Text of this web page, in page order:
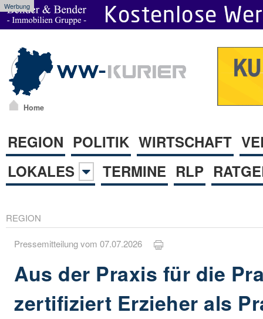
Werbung
Home
REGION POLITIK WIRTSCHAFT
LOKALES
TERMINE RLP
REGION
Pressemitteilung vom 07.07.2026
Aus der Praxis für die
zertifiziert Erzieher als